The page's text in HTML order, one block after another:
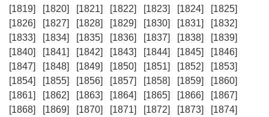
[1819]
[1820] [1821] [1822] [1823] [1824]
[1825]
[1826]
[1827] [1828] [1829] [1830] [1831]
[1832]
[1833]
[1834] [1835] [1836] [1837] [1838]
[1839]
[1840]
[1841] [1842] [1843] [1844] [1845]
[1846]
[1847]
[1848] [1849] [1850] [1851] [1852]
[1853]
[1854]
[1855] [1856] [1857] [1858] [1859]
[1860]
[1861]
[1862] [1863] [1864] [1865] [1866]
[1867]
[1868]
[1869] [1870] [1871] [1872] [1873]
[1874]